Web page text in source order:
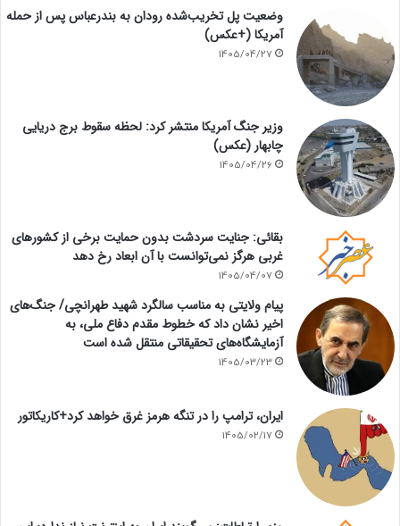
وضعیت پل تخریب‌شده رودان به بندرعباس پس از حمله
آمریکا (+عکس)
1405/04/27
وزیر جنگ آمریکا منتشر کرد: لحظه سقوط برج دریایی
چابهار (عکس)
1405/04/26
بقائی: جنایت سردشت بدون حمایت برخی از کشورهای
غربی هرگز نمی‌توانست با آن ابعاد رخ دهد
1405/04/07
پیام ولایتی به مناسب سالگرد شهید طهرانچی/ جنگ‌های
اخیر نشان داد که خطوط مقدم دفاع ملی، به
آزمایشگاه‌های تحقیقاتی منتقل شده است
1405/03/23
ایران، ترامپ را در تنگه هرمز غرق خواهد کرد+کاریکاتور
1405/02/17